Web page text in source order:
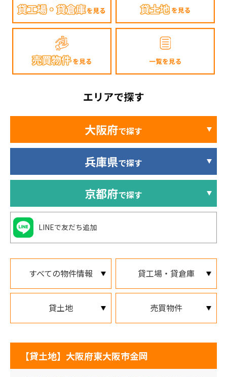
すべての物件情報 貸工場・貸倉庫
貸土地 売買物件
【貸土地】大阪府東大阪市金岡
大阪府で探す
兵庫県で探す
京都府で探す
LINEで友だち追加